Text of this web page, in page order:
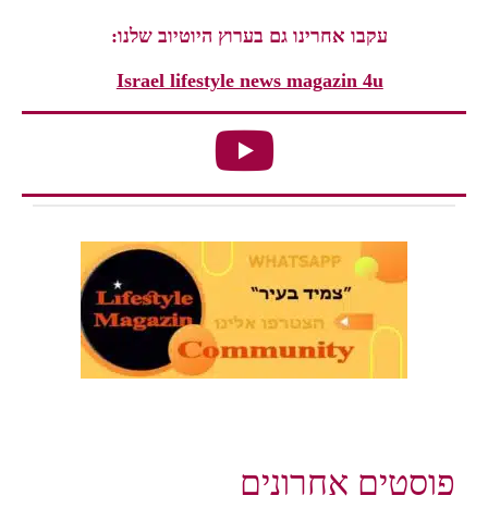
עקבו אחרינו גם בערוץ היוטיוב שלנו:
Israel lifestyle news magazin 4u
פוסטים אחרונים